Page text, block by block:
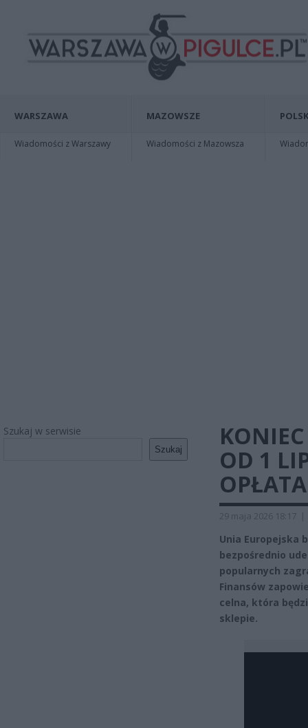
WARSZAWA
Wiadomości z Warszawy
MAZOWSZE
Wiadomości z Mazowsza
Szukaj w serwisie
Szukaj
OD 1
29 maja 2026 18:17 |
Unia Europejska
bezpośrednio
popularnych
Finansów
celna, która
sklepie.